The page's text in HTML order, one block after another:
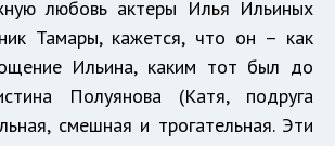
любовь актеры Илья Ильиных
Тамары, кажется, что он – как
Ильина, каким тот был до
Полуянова (Катя, подруга
смешная и трогательная. Эти